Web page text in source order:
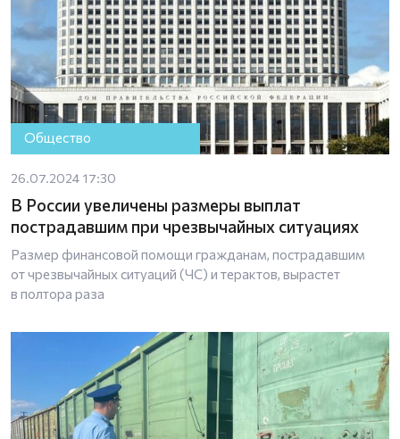
Общество
26.07.2024 17:30
В России увеличены размеры выплат
пострадавшим при чрезвычайных ситуациях
Размер финансовой помощи гражданам, пострадавшим
от чрезвычайных ситуаций (ЧС) и терактов, вырастет
в полтора раза